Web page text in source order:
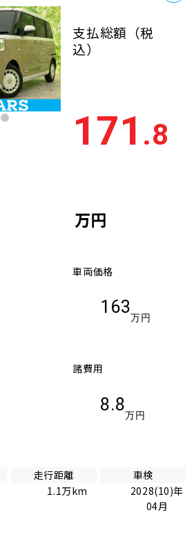
支払総額 （税
込）
171 .8
万円
車両価格
163
万円
諸費用
8.8
万円
走行距離
1.1万km
車検
2028(10)年
04月